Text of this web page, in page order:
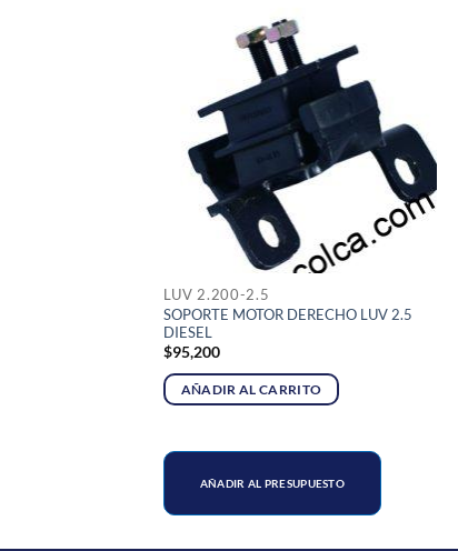
LUV 2.200-2.5
SOPORTE MOTOR DERECHO LUV 2.5
DIESEL
$95,200
AÑADIR AL CARRITO
AÑADIR AL PRESUPUESTO